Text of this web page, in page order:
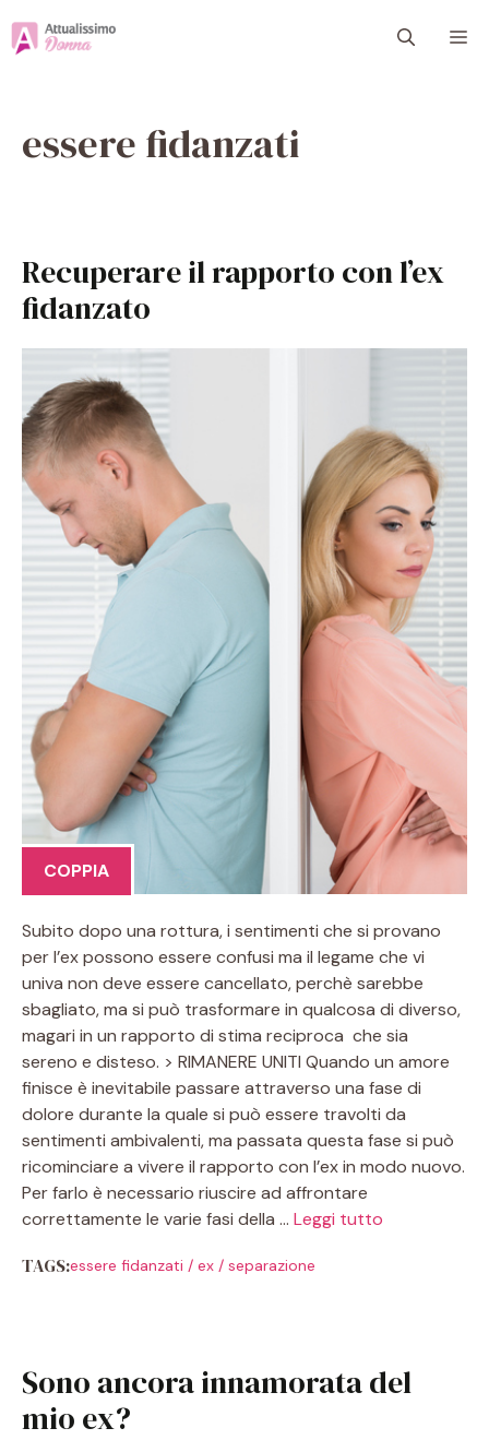
essere fidanzati
Recuperare il rapporto con l’ex
fidanzato
COPPIA
Subito dopo una rottura, i sentimenti che si provano
per l’ex possono essere confusi ma il legame che vi
univa non deve essere cancellato, perchè sarebbe
sbagliato, ma si può trasformare in qualcosa di diverso,
magari in un rapporto di stima reciproca che sia
sereno e disteso. > RIMANERE UNITI Quando un amore
finisce è inevitabile passare attraverso una fase di
dolore durante la quale si può essere travolti da
sentimenti ambivalenti, ma passata questa fase si può
ricominciare a vivere il rapporto con l’ex in modo nuovo.
Per farlo è necessario riuscire ad affrontare
correttamente le varie fasi della … Leggi tutto
TAGS:essere fidanzati / ex / separazione
Sono ancora innamorata del
mio ex?